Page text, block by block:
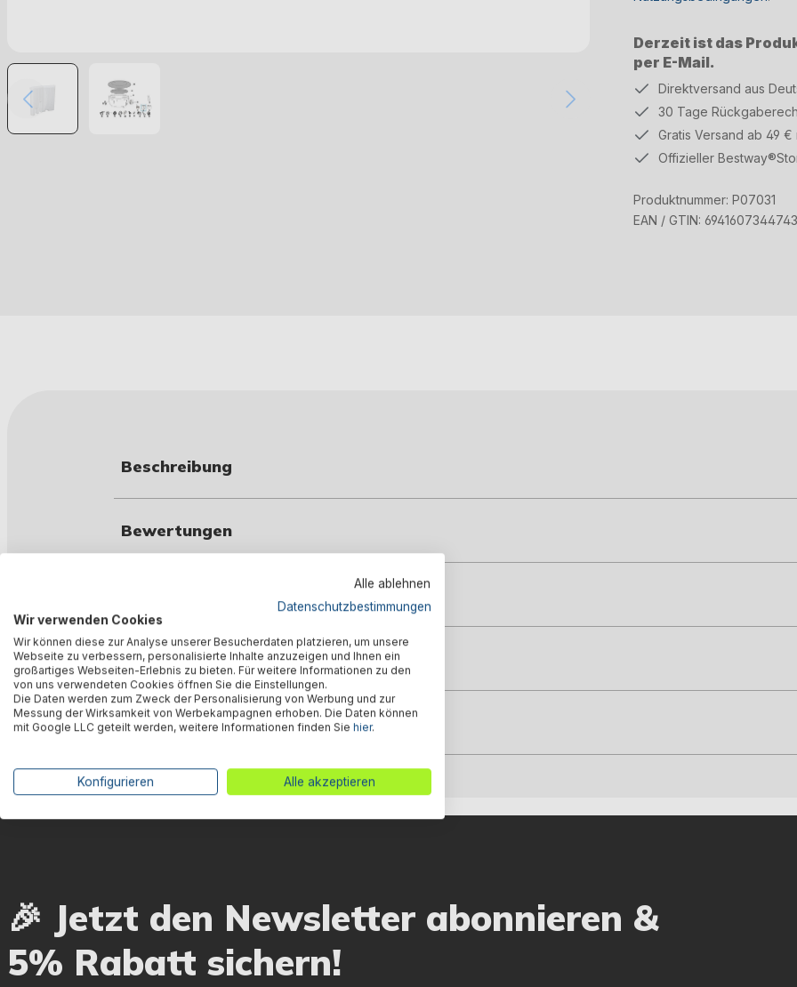
Derzeit ist das
per E-Mail.
Direktversand aus
30 Tage
Gratis Versand ab 49 €
Offizieller
Produktnummer: P07031
EAN / GTIN: 6941607344743
Beschreibung
Bewertungen
Warnhinweise
Herstellerinformation
🎉 Jetzt den Newsletter abonnieren &
5% Rabatt sichern!
Alle ablehnen
Datenschutzbestimmungen
Wir verwenden Cookies
Wir können diese zur Analyse unserer Besucherdaten platzieren, um unsere
Webseite zu verbessern, personalisierte Inhalte anzuzeigen und Ihnen ein
großartiges Webseiten-Erlebnis zu bieten. Für weitere Informationen zu den
von uns verwendeten Cookies öffnen Sie die Einstellungen.
Die Daten werden zum Zweck der Personalisierung von Werbung und zur
Messung der Wirksamkeit von Werbekampagnen erhoben. Die Daten können
mit Google LLC geteilt werden, weitere Informationen finden Sie hier.
Konfigurieren Alle akzeptieren